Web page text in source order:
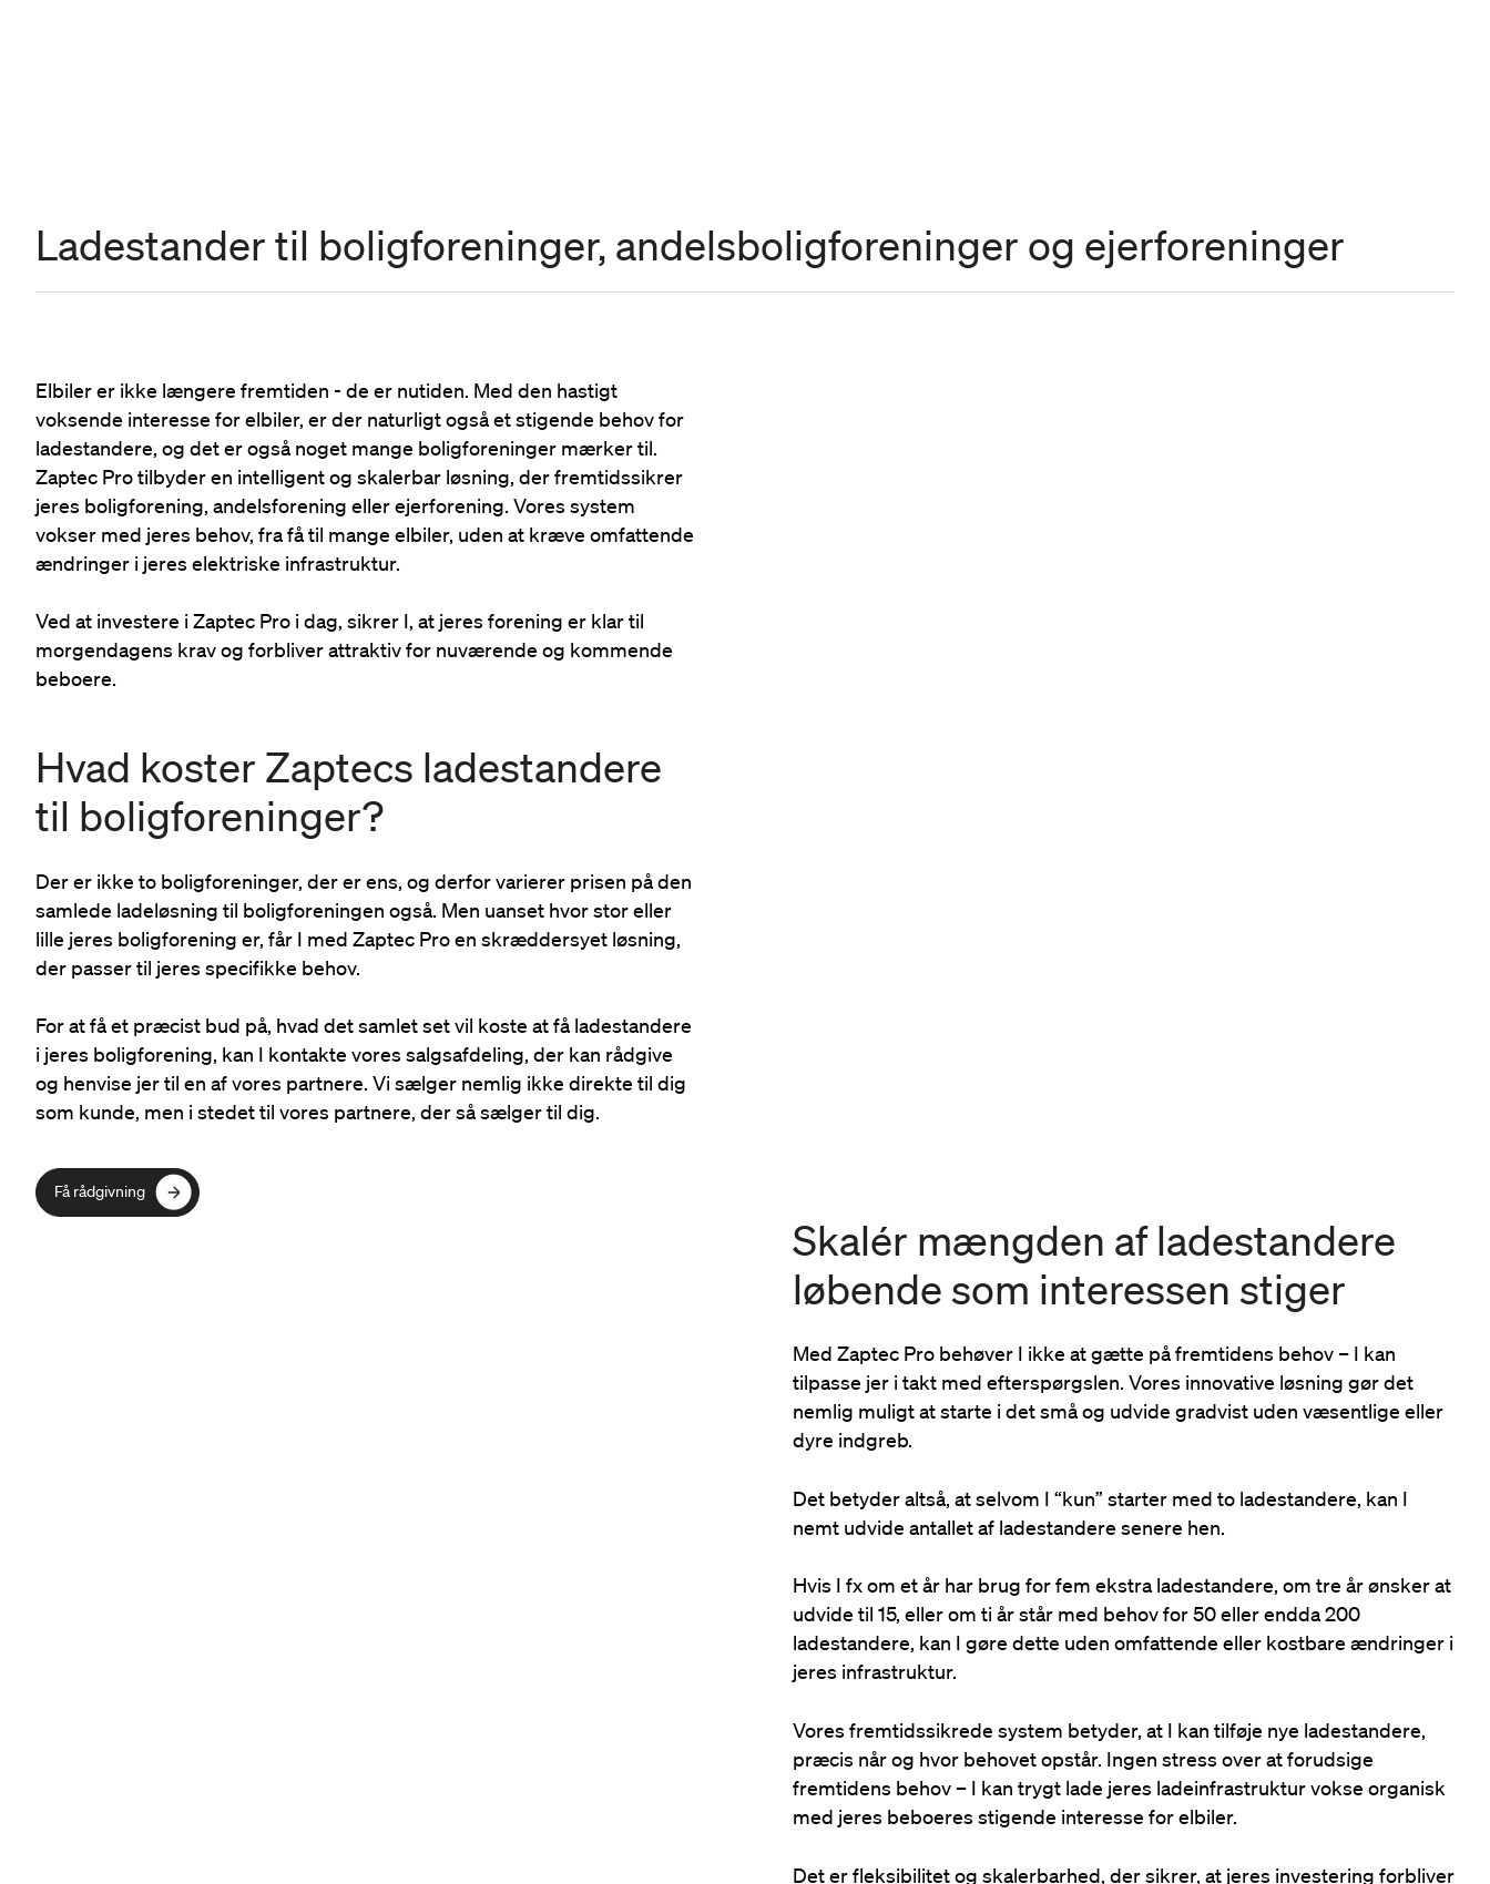
Ladestander til boligforeninger, andelsboligforeninger og ejerforeninger
Elbiler er ikke længere fremtiden - de er nutiden. Med den hastigt
voksende interesse for elbiler, er der naturligt også et stigende behov for
ladestandere, og det er også noget mange boligforeninger mærker til.
Zaptec Pro tilbyder en intelligent og skalerbar løsning, der fremtidssikrer
jeres boligforening, andelsforening eller ejerforening. Vores system
vokser med jeres behov, fra få til mange elbiler, uden at kræve omfattende
ændringer i jeres elektriske infrastruktur.
Ved at investere i Zaptec Pro i dag, sikrer I, at jeres forening er klar til
morgendagens krav og forbliver attraktiv for nuværende og kommende
beboere.
Hvad koster Zaptecs ladestandere
til boligforeninger?
Der er ikke to boligforeninger, der er ens, og derfor varierer prisen på den
samlede ladeløsning til boligforeningen også. Men uanset hvor stor eller
lille jeres boligforening er, får I med Zaptec Pro en skræddersyet løsning,
der passer til jeres specifikke behov.
For at få et præcist bud på, hvad det samlet set vil koste at få ladestandere
i jeres boligforening, kan I kontakte vores salgsafdeling, der kan rådgive
og henvise jer til en af vores partnere. Vi sælger nemlig ikke direkte til dig
som kunde, men i stedet til vores partnere, der så sælger til dig.
Få rådgivning
Få rådgivning
Skalér mængden af ladestandere
løbende som interessen stiger
Med Zaptec Pro behøver I ikke at gætte på fremtidens behov – I kan
tilpasse jer i takt med efterspørgslen. Vores innovative løsning gør det
nemlig muligt at starte i det små og udvide gradvist uden væsentlige eller
dyre indgreb.
Det betyder altså, at selvom I “kun” starter med to ladestandere, kan I
nemt udvide antallet af ladestandere senere hen.
Hvis I fx om et år har brug for fem ekstra ladestandere, om tre år ønsker at
udvide til 15, eller om ti år står med behov for 50 eller endda 200
ladestandere, kan I gøre dette uden omfattende eller kostbare ændringer i
jeres infrastruktur.
Vores fremtidssikrede system betyder, at I kan tilføje nye ladestandere,
præcis når og hvor behovet opstår. Ingen stress over at forudsige
fremtidens behov – I kan trygt lade jeres ladeinfrastruktur vokse organisk
med jeres beboeres stigende interesse for elbiler.
Det er fleksibilitet og skalerbarhed, der sikrer, at jeres investering forbliver